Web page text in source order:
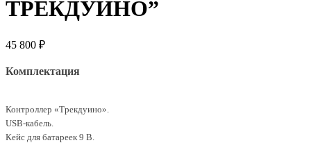
ТРЕКДУИНО”
45 800 ₽
Комплектация
Контроллер «Трекдуино».
USB-кабель.
Кейс для батареек 9 В.